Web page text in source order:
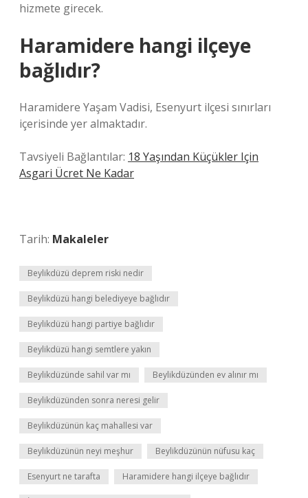
hizmete girecek.
Haramidere hangi ilçeye
bağlıdır?
Haramidere Yaşam Vadisi, Esenyurt ilçesi sınırları
içerisinde yer almaktadır.
Tavsiyeli Bağlantılar: 18 Yaşından Küçükler Için
Asgari Ücret Ne Kadar
Tarih: Makaleler
Beylikdüzü deprem riski nedir
Beylikdüzü hangi belediyeye bağlıdır
Beylikdüzü hangi partiye bağlıdır
Beylikdüzü hangi semtlere yakın
Beylikdüzünde sahil var mı Beylikdüzünden ev alınır mı
Beylikdüzünden sonra neresi gelir
Beylikdüzünün kaç mahallesi var
Beylikdüzünün neyi meşhur Beylikdüzünün nüfusu kaç
Esenyurt ne tarafta Haramidere hangi ilçeye bağlıdır